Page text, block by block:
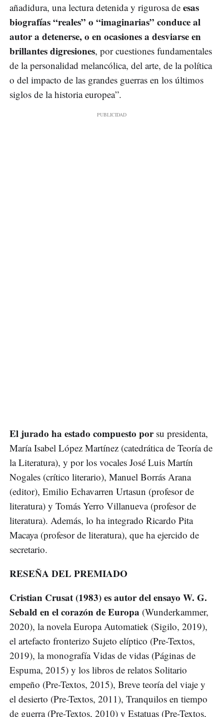
añadidura, una lectura detenida y rigurosa de esas
biografías “reales” o “imaginarias” conduce al
autor a detenerse, o en ocasiones a desviarse en
brillantes digresiones, por cuestiones fundamentales
de la personalidad melancólica, del arte, de la política
o del impacto de las grandes guerras en los últimos
siglos de la historia europea”.
El jurado ha estado compuesto porsu presidenta,
María Isabel López Martínez (catedrática de Teoría de
la Literatura), y por los vocales José Luis Martín
Nogales (crítico literario), Manuel Borrás Arana
(editor), Emilio Echavarren Urtasun (profesor de
literatura) y Tomás Yerro Villanueva (profesor de
literatura). Además, lo ha integrado Ricardo Pita
Macaya (profesor de literatura), que ha ejercido de
secretario.
RESEÑA DEL PREMIADO
Cristian Crusat (1983) es autor del ensayo W. G.
Sebald en el corazón de Europa (Wunderkammer,
2020), la novela Europa Automatiek (Sigilo, 2019),
el artefacto fronterizo Sujeto elíptico (Pre-Textos,
2019), la monografía Vidas de vidas (Páginas de
Espuma, 2015) y los libros de relatos Solitario
empeño (Pre-Textos, 2015), Breve teoría del viaje y
el desierto (Pre-Textos, 2011), Tranquilos en tiempo
de guerra (Pre-Textos, 2010) y Estatuas (Pre-Textos,